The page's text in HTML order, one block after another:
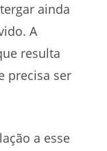
ainda
A
resulta
precisa ser
a esse